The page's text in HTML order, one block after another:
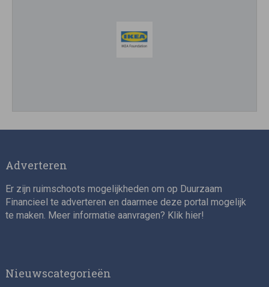
Impact consultant (manager)
Adverteren
Er zijn ruimschoots mogelijkheden om op Duurzaam
Financieel te adverteren en daarmee deze portal mogelijk
te maken. Meer informatie aanvragen? Klik hier!
Nieuwscategorieën